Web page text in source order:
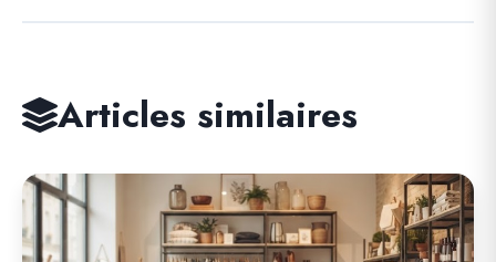
Articles similaires